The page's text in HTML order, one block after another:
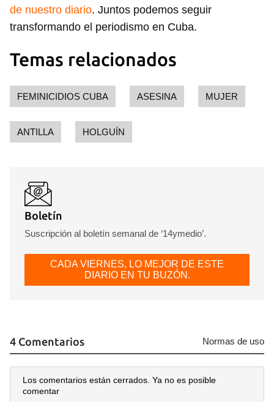
Guardar como favorito
de nuestro diario. Juntos podemos seguir
transformando el periodismo en Cuba.
Temas relacionados
FEMINICIDIOS CUBA ASESINA MUJER
ANTILLA HOLGUÍN
Boletín
Suscripción al boletín semanal de ‘14ymedio’.
CADA VIERNES, LO MEJOR DE ESTE
DIARIO EN TU BUZÓN.
4 Comentarios Normas de uso
Los comentarios están cerrados. Ya no es posible
comentar